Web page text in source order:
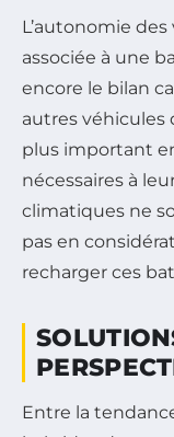
L’autonomie
associée à une
encore le bilan
autres véhicules
plus important
nécessaires à
climatiques ne
pas en
recharger ces
Entre la